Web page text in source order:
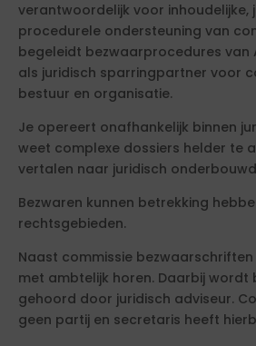
verantwoordelijk voor inhoudelijke,
procedurele ondersteuning van
begeleidt bezwaarprocedures van
als juridisch sparringpartner voor
bestuur en organisatie.
Je opereert onafhankelijk binnen
weet complexe dossiers helder te
vertalen naar juridisch
Bezwaren kunnen betrekking
rechtsgebieden.
Naast commissie
met ambtelijk horen. Daarbij wordt
gehoord door juridisch adviseur.
geen partij en secretaris heeft